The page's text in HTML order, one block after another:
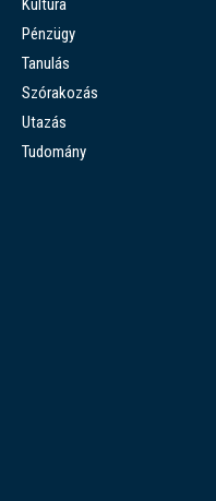
Kultúra
Pénzügy
Tanulás
Szórakozás
Utazás
Tudomány